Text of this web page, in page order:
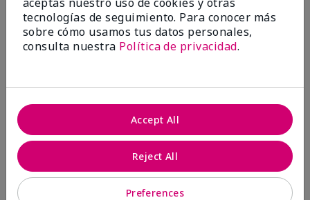
Antes & después
Antes
Después
Antes
Después
tecnologías de seguimiento. Para conocer más
sobre cómo usamos tus datos personales,
consulta nuestra Política de privacidad.
Preferences
Reject All
Accept All